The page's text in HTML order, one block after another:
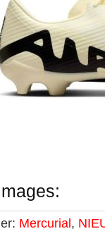
Mercurial ,